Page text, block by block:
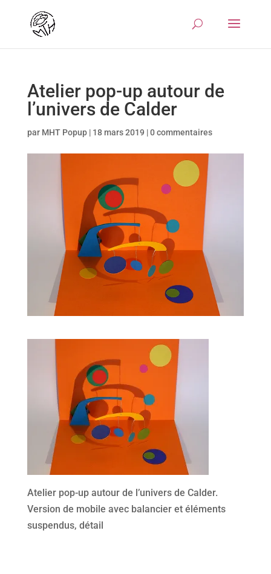
Atelier pop-up autour de
l’univers de Calder
par MHT Popup| 18 mars 2019 |0 commentaires
Atelier pop-up autour de l’univers de Calder.
Version de mobile avec balancier et éléments
suspendus, détail